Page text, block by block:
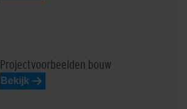
Projectvoorbeelden bouw
Bekijk